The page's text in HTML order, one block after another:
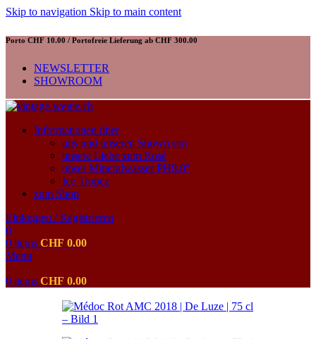
Skip to navigation Skip to main content
Porto CHF 10.00 / Portofreie Lieferung ab CHF 300.00
NEWSLETTER
SHOWROOM
Informationen über
uns und unseren Showroom
unsere Liebe zum Rosé
unser Mineralwasser PH8.0°
Ice Tropez
zum Shop
Einloggen / Registrieren
0
0 items CHF 0.00
Menu
0 items CHF 0.00